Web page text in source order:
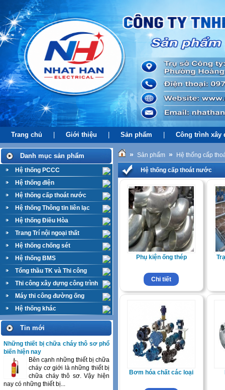
Trang chủ Giới thiệu Sản phẩm Công trình xây
Danh mục sản phẩm
Hệ thống PCCC
Hệ thống điện
Hệ thống cấp thoát nước
Hệ thống Thông tin liên lạc
Hệ thống Điều Hòa
Trang Trí nội ngoại thất
Hệ thống chống sét
Hệ thống BMS
Tổng thầu TK và Thi công
M&E
Thi công xây dựng công trình
Máy thi công đường ống
Hệ thống khác
Tin mới
Những thiết bị chữa cháy thô sơ phổ
biến hiện nay
Bên cạnh những thiết bị chữa
cháy cơ giới là những thiết bị
chữa cháy thô sơ. Vậy hiện
nay có những thiết bị...
» Sản phẩm » Hệ thống cấp
Hệ thống cấp thoát nước
Phụ kiện ống thép
Chi tiết
Bơm hóa chất các loại